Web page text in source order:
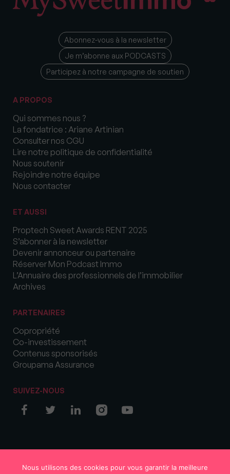
Abonnez-vous à la newsletter
Je m’abonne aux PODCASTS
Participez à notre campagne de soutien
A PROPOS
Qui sommes nous ?
La fondatrice : Ariane Artinian
Consulter nos CGU
Lire notre politique de confidentialité
Nous soutenir
Rejoindre notre équipe
Nous contacter
ET AUSSI
Proptech Sweet Awards RENT 2025
S’abonner à la newsletter
Devenir annonceur ou partenaire
Réserver Mon Podcast Immo
L’Annuaire des professionnels de l’immobilier
Archives
PARTENAIRES
Copropriété
Co-investissement
Contenus sponsorisés
Groupama Assurance
SUIVEZ-NOUS
Nous utilisons des cookies pour vous garantir la meilleure